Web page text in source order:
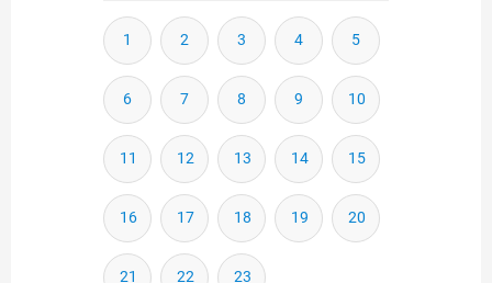
1 2 3 4 5
6 7 8 9 10
11 12 13 14 15
16 17 18 19 20
21 22 23